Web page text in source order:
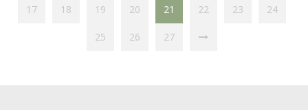
17 18 19 20 21 22 23 24
25 26 27